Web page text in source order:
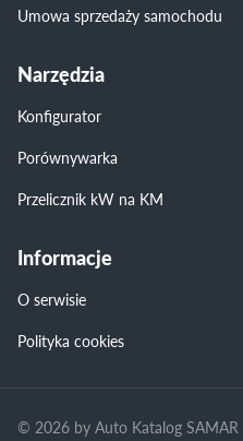
Umowa sprzedaży samochodu
Narzędzia
Konfigurator
Porównywarka
Przelicznik kW na KM
Informacje
O serwisie
Polityka cookies
© 2026 by Auto Katalog SAMAR